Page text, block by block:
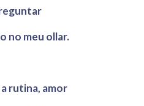
no meu ollar.
rutina, amor